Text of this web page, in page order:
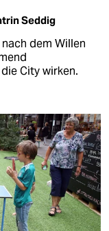
Seddig
dem Willen
City wirken.